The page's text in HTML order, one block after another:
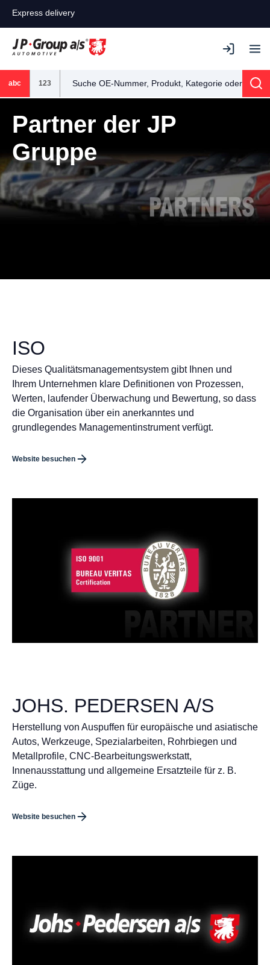
Express delivery
abc 123
Partner der JP
Gruppe
ISO
Dieses Qualitätsmanagementsystem gibt Ihnen und
Ihrem Unternehmen klare Definitionen von Prozessen,
Werten, laufender Überwachung und Bewertung, so dass
die Organisation über ein anerkanntes und
grundlegendes Managementinstrument verfügt.
Website besuchen
JOHS. PEDERSEN A/S
Herstellung von Auspuffen für europäische und asiatische
Autos, Werkzeuge, Spezialarbeiten, Rohrbiegen und
Metallprofile, CNC-Bearbeitungswerkstatt,
Innenausstattung und allgemeine Ersatzteile für z. B.
Züge.
Website besuchen